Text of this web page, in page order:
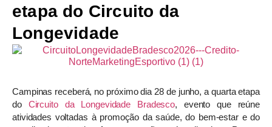
etapa do Circuito da
Longevidade
Campinas receberá, no próximo dia 28 de junho, a quarta etapa
do Circuito da Longevidade Bradesco, evento que reúne
atividades voltadas à promoção da saúde, do bem-estar e do